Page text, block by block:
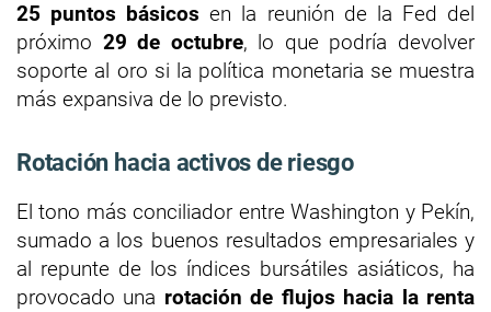
25 puntos básicos en la reunión de la Fed del
próximo 29 de octubre, lo que podría devolver
soporte al oro si la política monetaria se muestra
más expansiva de lo previsto.
Rotación hacia activos de riesgo
El tono más conciliador entre Washington y Pekín,
sumado a los buenos resultados empresariales y
al repunte de los índices bursátiles asiáticos, ha
provocado una rotación de flujos hacia la renta